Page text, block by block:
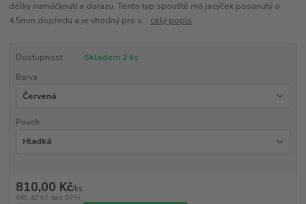
délky namáčknutí a dorazu. Tento typ spouště má jazýček posunutý o
4,5mm dopředu a je vhodný pro s... celý popis
Dostupnost
Skladem 2 ks
Barva
Povch
810,00 Kč/ks
669,42 Kč bez DPH